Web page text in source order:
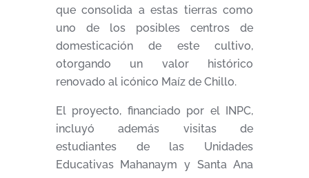
que consolida a estas tierras como
uno de los posibles centros de
domesticación de este cultivo,
otorgando un valor histórico
renovado al icónico Maíz de Chillo.
El proyecto, financiado por el INPC,
incluyó además visitas de
estudiantes de las Unidades
Educativas Mahanaym y Santa Ana